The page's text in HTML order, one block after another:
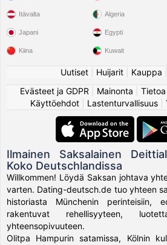
Itävalta
Japani
Kiina
Algeria
Egypti
Kuwait
Uutiset Huijarit Kauppa
Evästeet ja GDPR
Mainonta
Käyttöehdot
Lastenturvallisuus
Ilmainen Saksalainen
Koko Deutschlandissa
Willkommen! Löydä Saksan johtava
varten. Dating-deutsch.de tuo yhteen
historiasta Münchenin perinteisiin,
rakentuvat rehellisyyteen,
yhteensopivuuteen.
Olitpa Hampurin satamissa, Kölnin